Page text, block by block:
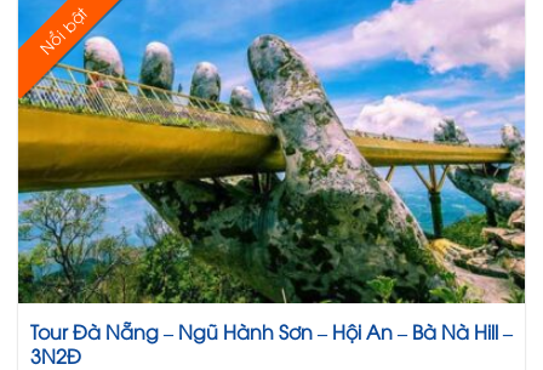
Tour Đà Nẵng – Ngũ Hành Sơn – Hội An – Bà Nà Hill –
3N2Đ
Nổi bật